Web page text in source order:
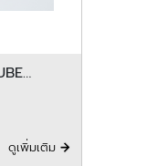
ดูเพิ่มเติม